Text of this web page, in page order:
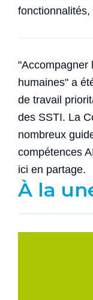
"Accompagner
humaines" a
de travail
des SSTI. La
nombreux
compétences
ici en partage.
À la